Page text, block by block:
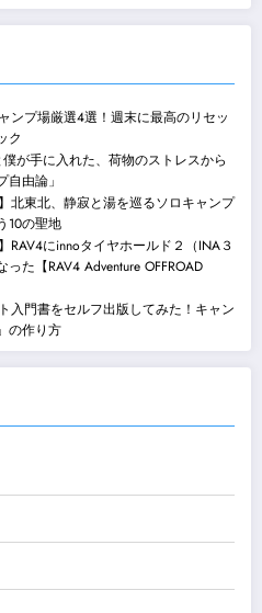
ンプ場厳選4選！週末に最高のリセッ
ク
僕が手に入れた、荷物のストレスから
由論」
北東北、静寂と湯を巡るソロキャンプ
10の聖地
RAV4にinnoタイヤホールド２（INA３
た【RAV4 Adventure OFFROAD
入門書をセルフ出版してみた！キャン
の作り方